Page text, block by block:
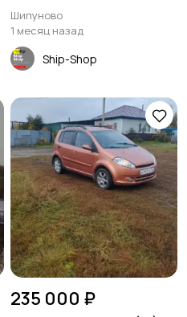
Шипуново
Шипуново
1 месяц назад
Ship-Shop
235 000 ₽